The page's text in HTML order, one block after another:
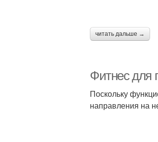
читать дальше →
Фитнес для
Поскольку
направления на